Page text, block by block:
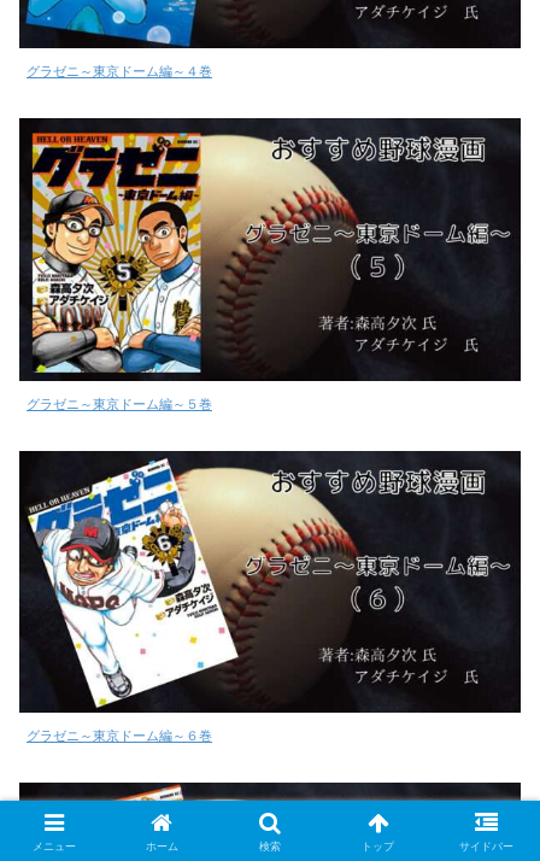
グラゼニ～東京ドーム編～４巻
グラゼニ～東京ドーム編～５巻
グラゼニ～東京ドーム編～６巻
メニュー ホーム 検索 トップ サイドバー